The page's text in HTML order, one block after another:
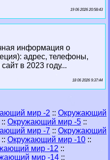
19 06 2026 20:58:43
информация о
адрес, телефоны,
в 2023 году...
18 06 2026 9:37:44
мир -2 :: Окружающий
:: Окружающий мир -5 ::
мир -7 :: Окружающий
:: Окружающий мир -10 ::
мир -12 ::
мир -14 ::